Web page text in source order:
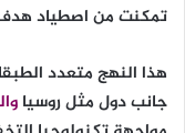
تمكنت من اصطياد هدف،
هذا النهج متعدد
جانب دول مثل روسيا